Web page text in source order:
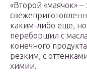
«Второй «маячок» –
каким-либо еще,
переборщил с
конечного
резким, с
химии.